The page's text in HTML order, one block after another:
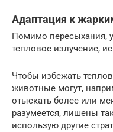
Адаптация к
Помимо пересыхания,
тепловое излучение,
Чтобы избежать
животные могут,
отыскать более или
разумеется, лишены
использую другие